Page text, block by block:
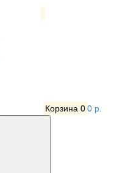
Корзина 00 р.